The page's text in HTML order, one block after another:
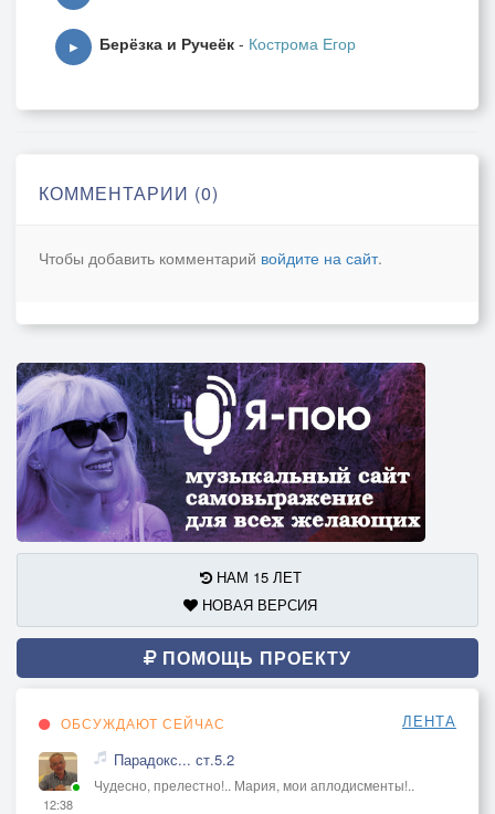
▶ Берёзка и Ручеёк - Кострома Егор
КОММЕНТАРИИ (0)
Чтобы добавить комментарий войдите на сайт.
НАМ 15 ЛЕТ
НОВАЯ ВЕРСИЯ
ПОМОЩЬ ПРОЕКТУ
ОБСУЖДАЮТ СЕЙЧАС ЛЕНТА
12:38
Парадокс... ст.5.2
Чудесно, прелестно!.. Мария, мои аплодисменты!..